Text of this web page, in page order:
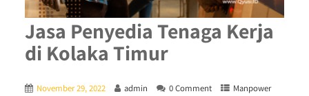
Jasa Penyedia Tenaga Kerja
di Kolaka Timur
November 29, 2022 admin 0 Comment
Manpower